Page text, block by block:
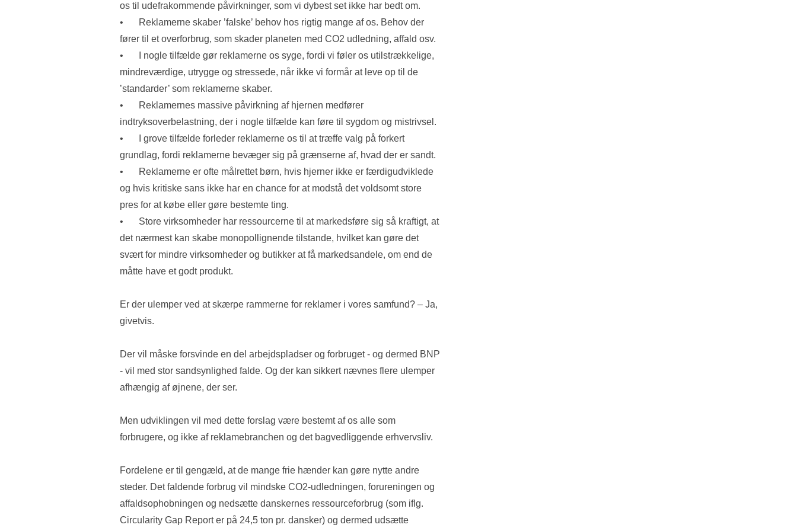
os til udefrakommende påvirkninger, som vi dybest set ikke har bedt om.
•	Reklamerne skaber ’falske’ behov hos rigtig mange af os. Behov der
fører til et overforbrug, som skader planeten med CO2 udledning, affald osv.
•	I nogle tilfælde gør reklamerne os syge, fordi vi føler os utilstrækkelige,
mindreværdige, utrygge og stressede, når ikke vi formår at leve op til de
’standarder’ som reklamerne skaber.
•	Reklamernes massive påvirkning af hjernen medfører
indtryksoverbelastning, der i nogle tilfælde kan føre til sygdom og mistrivsel.
•	I grove tilfælde forleder reklamerne os til at træffe valg på forkert
grundlag, fordi reklamerne bevæger sig på grænserne af, hvad der er sandt.
•	Reklamerne er ofte målrettet børn, hvis hjerner ikke er færdigudviklede
og hvis kritiske sans ikke har en chance for at modstå det voldsomt store
pres for at købe eller gøre bestemte ting.
•	Store virksomheder har ressourcerne til at markedsføre sig så kraftigt, at
det nærmest kan skabe monopollignende tilstande, hvilket kan gøre det
svært for mindre virksomheder og butikker at få markedsandele, om end de
måtte have et godt produkt.
Er der ulemper ved at skærpe rammerne for reklamer i vores samfund? – Ja,
givetvis.
Der vil måske forsvinde en del arbejdspladser og forbruget - og dermed BNP
- vil med stor sandsynlighed falde. Og der kan sikkert nævnes flere ulemper
afhængig af øjnene, der ser.
Men udviklingen vil med dette forslag være bestemt af os alle som
forbrugere, og ikke af reklamebranchen og det bagvedliggende erhvervsliv.
Fordelene er til gengæld, at de mange frie hænder kan gøre nytte andre
steder. Det faldende forbrug vil mindske CO2-udledningen, forureningen og
affaldsophobningen og nedsætte danskernes ressourceforbrug (som iflg.
Circularity Gap Report er på 24,5 ton pr. dansker) og dermed udsætte